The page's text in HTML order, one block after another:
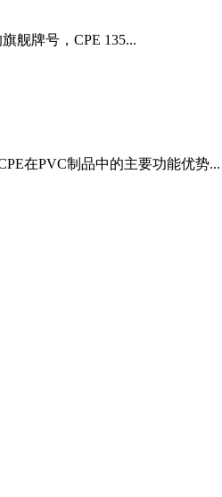
舰牌号，CPE 135...
在PVC制品中的主要功能优势...